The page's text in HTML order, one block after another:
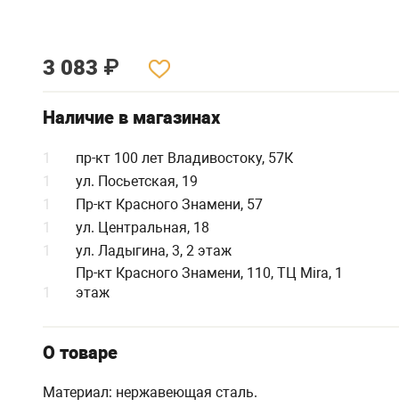
3 083 ₽
Наличие в магазинах
1
пр-кт 100 лет Владивостоку, 57К
1
ул. Посьетская, 19
1
Пр-кт Красного Знамени, 57
1
ул. Центральная, 18
1
ул. Ладыгина, 3, 2 этаж
1
Пр-кт Красного Знамени, 110, ТЦ Mira, 1
этаж
О товаре
Материал: нержавеющая сталь.